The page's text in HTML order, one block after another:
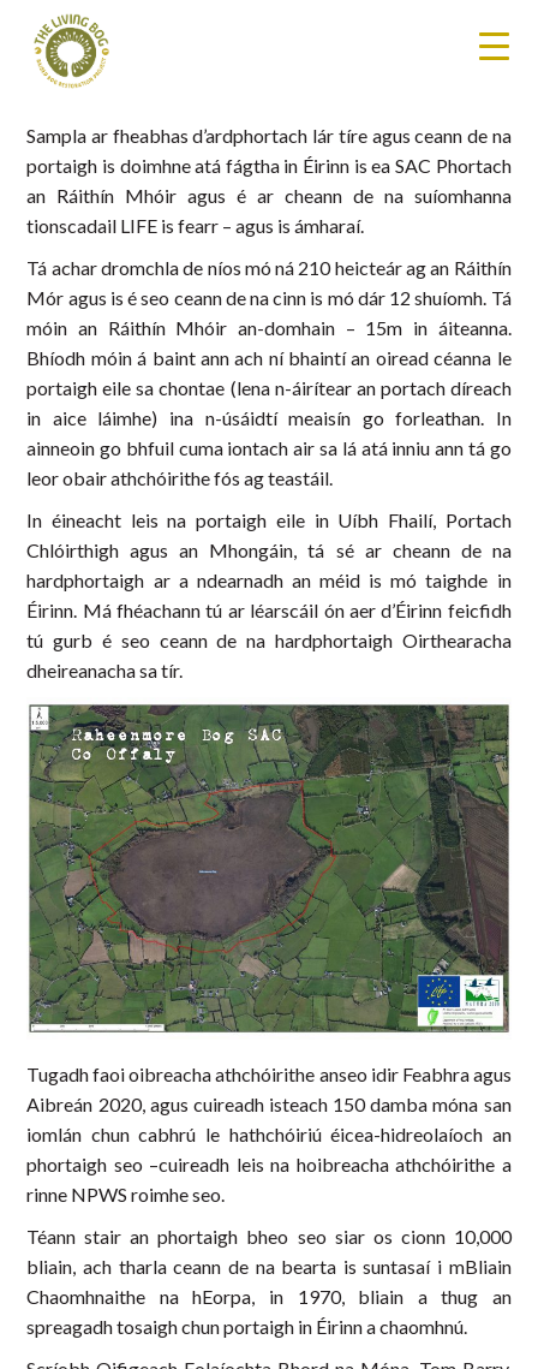
Sampla ar fheabhas d’ardphortach lár tíre agus ceann de na
portaigh is doimhne atá fágtha in Éirinn is ea SAC Phortach
an Ráithín Mhóir agus é ar cheann de na suíomhanna
tionscadail LIFE is fearr – agus is ámharaí.
Tá achar dromchla de níos mó ná 210 heicteár ag an Ráithín
Mór agus is é seo ceann de na cinn is mó dár 12 shuíomh. Tá
móin an Ráithín Mhóir an-domhain – 15m in áiteanna.
Bhíodh móin á baint ann ach ní bhaintí an oiread céanna le
portaigh eile sa chontae (lena n-áirítear an portach díreach
in aice láimhe) ina n-úsáidtí meaisín go forleathan. In
ainneoin go bhfuil cuma iontach air sa lá atá inniu ann tá go
leor obair athchóirithe fós ag teastáil.
In éineacht leis na portaigh eile in Uíbh Fhailí, Portach
Chlóirthigh agus an Mhongáin, tá sé ar cheann de na
hardphortaigh ar a ndearnadh an méid is mó taighde in
Éirinn. Má fhéachann tú ar léarscáil ón aer d’Éirinn feicfidh
tú gurb é seo ceann de na hardphortaigh Oirthearacha
dheireanacha sa tír.
Tugadh faoi oibreacha athchóirithe anseo idir Feabhra agus
Aibreán 2020, agus cuireadh isteach 150 damba móna san
iomlán chun cabhrú le hathchóiriú éicea-hidreolaíoch an
phortaigh seo –cuireadh leis na hoibreacha athchóirithe a
rinne NPWS roimhe seo.
Téann stair an phortaigh bheo seo siar os cionn 10,000
bliain, ach tharla ceann de na bearta is suntasaí i mBliain
Chaomhnaithe na hEorpa, in 1970, bliain a thug an
spreagadh tosaigh chun portaigh in Éirinn a chaomhnú.